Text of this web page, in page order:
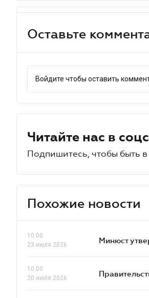
Оставьте
Войдите чтобы оставить
Читайте нас в
Подпишитесь, чтобы быть
Похожие новости
10.00
23 июля 2026
Минюст
10.00
20 июля 2026